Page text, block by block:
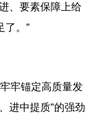
、要素保障上给
了。”
牢锚定高质量发
进中提质”的强劲